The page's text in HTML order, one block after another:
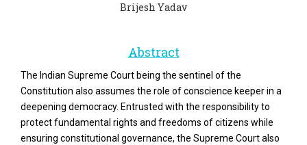
Brijesh Yadav
Abstract
The Indian Supreme Court being the sentinel of the
Constitution also assumes the role of conscience keeper in a
deepening democracy. Entrusted with the responsibility to
protect fundamental rights and freedoms of citizens while
ensuring constitutional governance, the Supreme Court also